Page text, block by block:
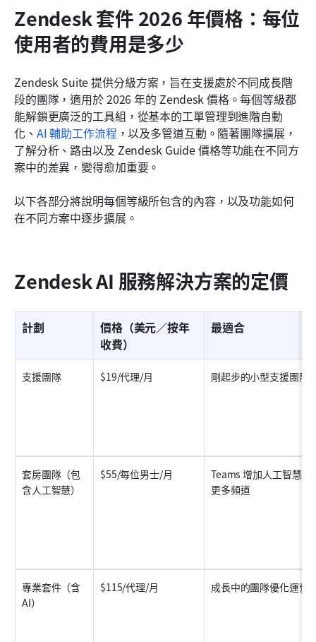
Zendesk 套件 2026 年價格：每位
使用者的費用是多少
Zendesk Suite 提供分級方案，旨在支援處於不同成長階
段的團隊，適用於 2026 年的 Zendesk 價格。每個等級都
能解鎖更廣泛的工具組，從基本的工單管理到進階自動
化、 AI 輔助工作流程 ，以及多管道互動。隨著團隊擴展，
了解分析、路由以及 Zendesk Guide 價格等功能在不同方
案中的差異，變得愈加重要。
以下各部分將說明每個等級所包含的內容，以及功能如何
在不同方案中逐步擴展。
Zendesk AI 服務解決方案的定價
計劃
價格（美元／按年
收費）
最適合
支援團隊 $19/代理/月 剛起步的小型支援團隊
套房團隊（包
含人工智慧）
$55/每位男士/月
Teams 增加人工智慧與
更多頻道
專業套件（含
AI）
$115/代理/月 成長中的團隊優化運營